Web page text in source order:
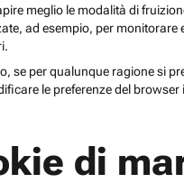
meglio le modalità di
ad esempio, per monitorare
se per qualunque ragione si
le preferenze del
di